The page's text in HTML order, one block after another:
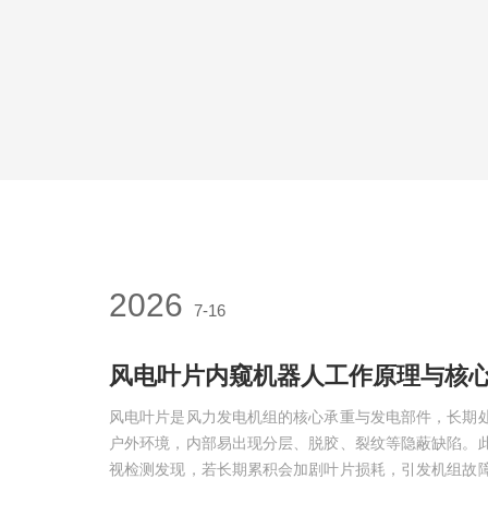
2026 7-16
风电叶片内窥机器人工作原理与核
风电叶片是风力发电机组的核心承重与发电部件，长期
户外环境，内部易出现分层、脱胶、裂纹等隐蔽缺陷。
视检测发现，若长期累积会加剧叶片损耗，引发机组故